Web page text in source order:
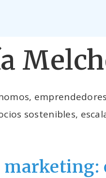
sostenibles,
marketing: